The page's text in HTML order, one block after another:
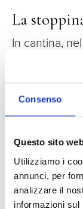
Consenso
Questo sito
Utilizziamo i
annunci, per
analizzare il
informazioni
La
In cantina,
delle botti
entrare in
poi tappata
creeranno
possano
vino.